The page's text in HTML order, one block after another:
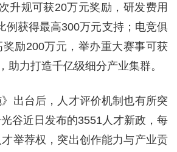
升规可获20万元奖励，研发费用
例获得最高300万元支持；电竞俱
奖励200万元，举办重大赛事可获
助力打造千亿级细分产业集群。
出台后，人才评价机制也有所突
谷近日发布的3551人才新政，每
举荐权，突出创作能力与产业贡